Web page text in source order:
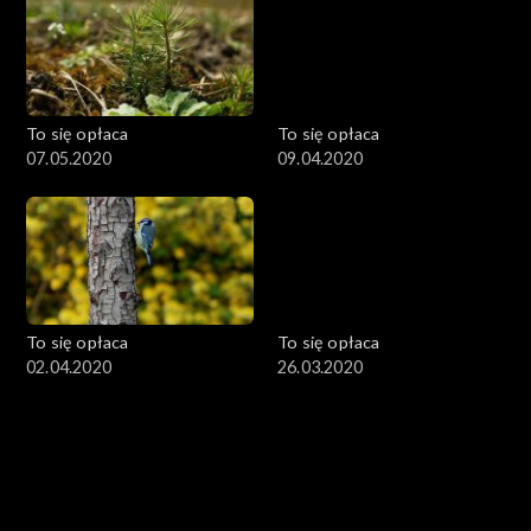
To się opłaca
07.05.2020
To się opłaca
09.04.2020
To się opłaca
02.04.2020
To się opłaca
26.03.2020